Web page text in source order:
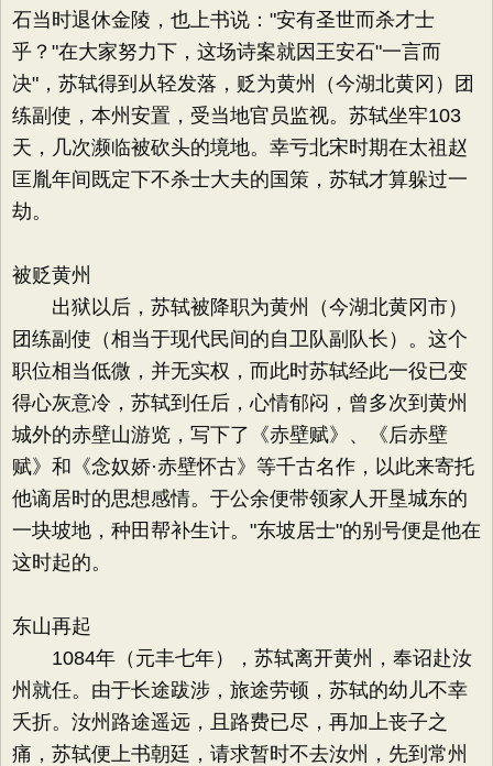
石当时退休金陵，也上书说："安有圣世而杀才士
乎？"在大家努力下，这场诗案就因王安石"一言而
决"，苏轼得到从轻发落，贬为黄州（今湖北黄冈）团
练副使，本州安置，受当地官员监视。苏轼坐牢103
天，几次濒临被砍头的境地。幸亏北宋时期在太祖赵
匡胤年间既定下不杀士大夫的国策，苏轼才算躲过一
劫。
被贬黄州
出狱以后，苏轼被降职为黄州（今湖北黄冈市）
团练副使（相当于现代民间的自卫队副队长）。这个
职位相当低微，并无实权，而此时苏轼经此一役已变
得心灰意冷，苏轼到任后，心情郁闷，曾多次到黄州
城外的赤壁山游览，写下了《赤壁赋》、《后赤壁
赋》和《念奴娇·赤壁怀古》等千古名作，以此来寄托
他谪居时的思想感情。于公余便带领家人开垦城东的
一块坡地，种田帮补生计。"东坡居士"的别号便是他在
这时起的。
东山再起
1084年（元丰七年），苏轼离开黄州，奉诏赴汝
州就任。由于长途跋涉，旅途劳顿，苏轼的幼儿不幸
夭折。汝州路途遥远，且路费已尽，再加上丧子之
痛，苏轼便上书朝廷，请求暂时不去汝州，先到常州